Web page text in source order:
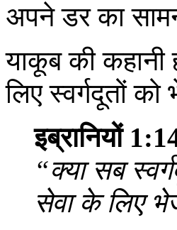
अपने डर का
याकूब की कहानी
लिए स्वर्गदूतों
इब्रानियों
“क्या सब
सेवा के लिए